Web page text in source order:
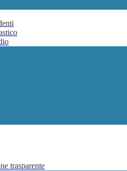
trasparente